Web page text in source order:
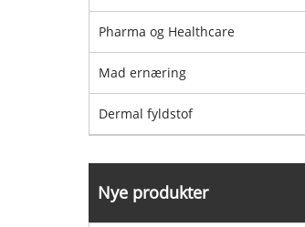
Pharma og Healthcare
Mad ernæring
Dermal fyldstof
Nye produkter